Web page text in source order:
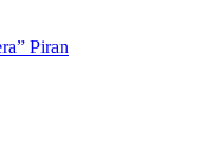
Piran